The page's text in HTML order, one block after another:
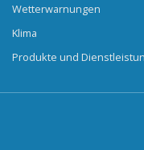
Wetterwarnungen
Klima
Produkte und